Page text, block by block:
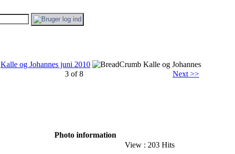
Kalle og Johannes juni 2010
Kalle og Johannes
3 of 8 Next >>
Photo information
View : 203 Hits